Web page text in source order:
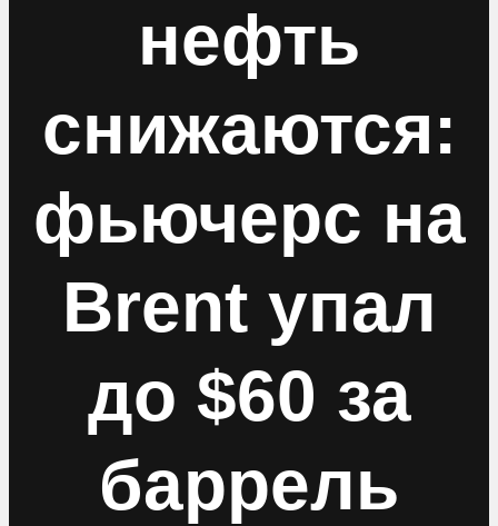
нефть
снижаются:
фьючерс на
Brent упал
до $60 за
баррель